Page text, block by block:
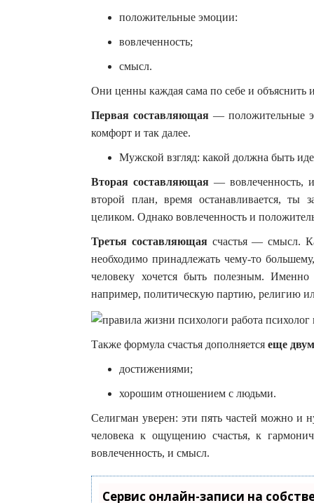
положительные эмоции:
вовлеченность;
смысл.
Они ценны каждая сама по себе и объяснить
Первая составляющая — положительные
комфорт и так далее.
Мужской взгляд: какой должна быть
Вторая составляющая— вовлеченность,
второй план, время останавливается, ты
целиком. Однако вовлеченность и
Третья составляющаясчастья — смысл.
необходимо принадлежать чему-то
человеку хочется быть полезным. Именно
например, политическую партию, религию
Также формула счастья дополняется еще
достижениями;
хорошим отношением с людьми.
Селигман уверен: эти пять частей можно и
человека к ощущению счастья, к
вовлеченность, и смысл.
Сервис онлайн-записи на